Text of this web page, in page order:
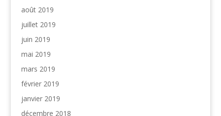
août 2019
juillet 2019
juin 2019
mai 2019
mars 2019
février 2019
janvier 2019
décembre 2018